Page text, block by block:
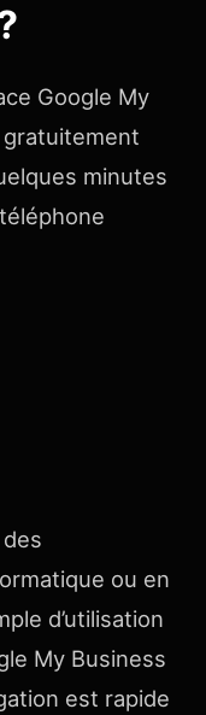
Google My
minutes
des
ou en
d’utilisation
My Business
est rapide